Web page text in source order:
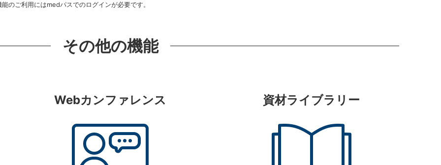
能のご利用にはmedパスでのログインが必要です。
その他の機能
Webカンファレンス 資材ライブラリー